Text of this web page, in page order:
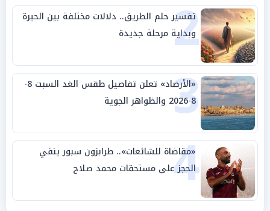
2
تفسير حلم الطريق.. دلالات مختلفة بين الحيرة
وبداية مرحلة جديدة
3
«الأرصاد» تعلن تفاصيل طقس الغد السبت 8-
8-2026 والظواهر الجوية
4
«مقاضاة للشائعات».. طرابزون سبور ينفي
الحجز على مستحقات محمد صلاح